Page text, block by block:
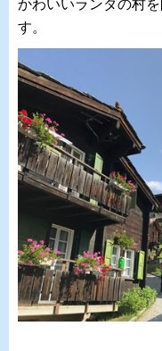
かわいいランダの村
す。